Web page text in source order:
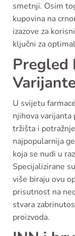
smetnji. Osim
kupovina na
izazove za
ključni za
Pregled
U svijetu
njihova varijanta
tržišta i
najpopularnija
koja se nudi u
Specijalizirane
više biraju ovu
prisutnost na
stvara
proizvoda.